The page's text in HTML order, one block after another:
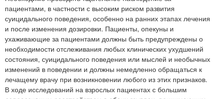
пациентами, в частности с высоким риском развития
суицидального поведения, особенно на ранних этапах лечения
и после изменения дозировки. Пациенты, опекуны и
ухаживающие за пациентами должны быть предупреждены о
необходимости отслеживания любых клинических ухудшений
состояния, суицидального поведения или мыслей и необычных
изменений в поведении и должны немедленно обращаться к
лечащему врачу при возникновении любого из этих признаков.
В ходе исследований на взрослых пациентах с большим